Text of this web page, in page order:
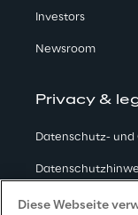
Investors
Newsroom
Privacy &
Datenschutz- und
Diese Webseite